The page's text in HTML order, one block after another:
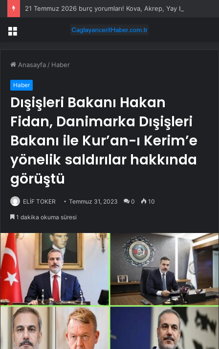
Menü
Anasayfa / Haber
Haber
Dışişleri Bakanı Hakan
Fidan, Danimarka Dışişleri
Bakanı ile Kur’an-ı Kerim’e
yönelik saldırılar hakkında
görüştü
ELİF TOKER Temmuz 31, 2023 0 10
1 dakika okuma süresi